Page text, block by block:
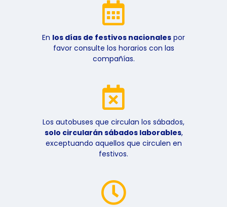
En los días de festivos nacionales por
favor consulte los horarios con las
compañías.
Los autobuses que circulan los sábados,
solo circularán sábados laborables,
exceptuando aquellos que circulen en
festivos.